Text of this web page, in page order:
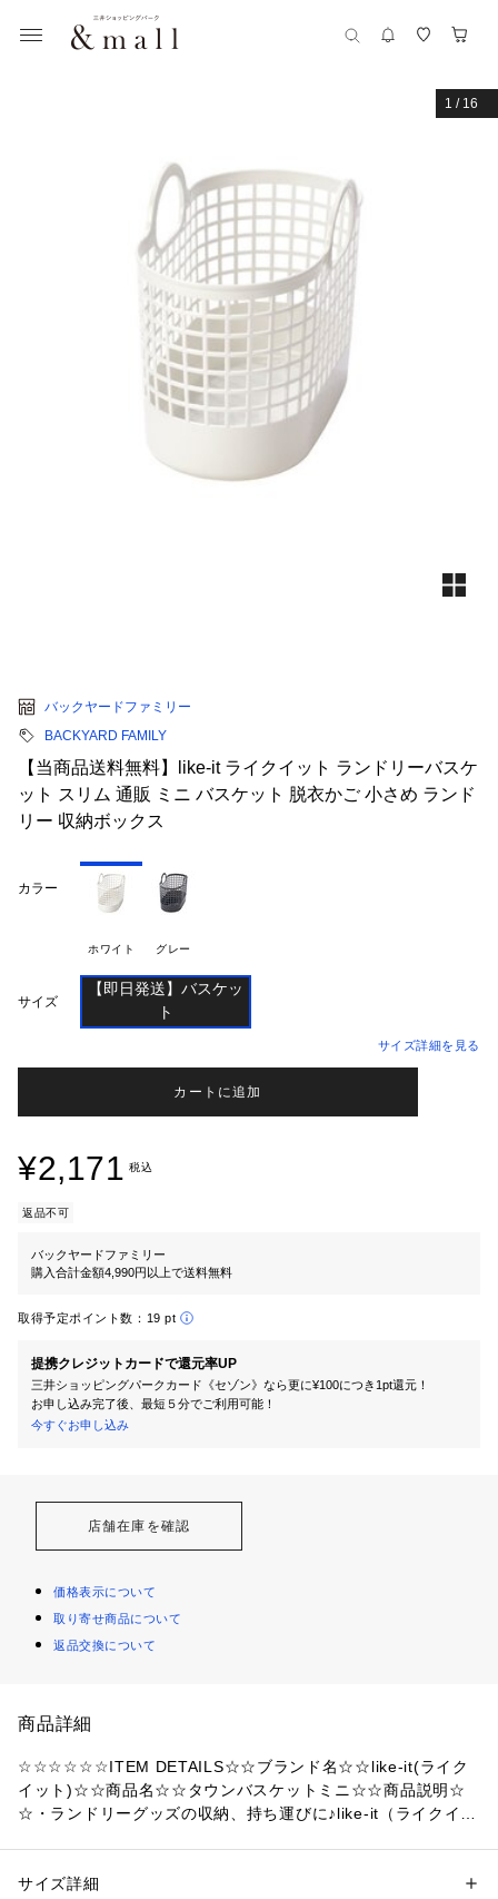
1 / 16
バックヤードファミリー
BACKYARD FAMILY
【当商品送料無料】like-it ライクイット ランドリーバスケ
ット スリム 通販 ミニ バスケット 脱衣かご 小さめ ランド
リー 収納ボックス
カラー
ホワイト グレー
サイズ
【即日発送】バスケッ
サイズ詳細を見る
カートに追加
¥2,171 税込
返品不可
バックヤードファミリー
購入合計金額4,990円以上で送料無料
取得予定ポイント数： 19 pt
提携クレジットカードで還元率UP
三井ショッピングパークカード《セゾン》なら更に¥100につき1pt還元！
お申し込み完了後、最短５分でご利用可能！
今すぐお申し込み
店舗在庫を確認
価格表示について
取り寄せ商品について
返品交換について
商品詳細
☆☆☆☆☆☆ITEM DETAILS☆☆ブランド名☆☆like-it(ライク
イット)☆☆商品名☆☆タウンバスケットミニ☆☆商品説明☆
☆・ランドリーグッズの収納、持ち運びに♪like-it（ライクイッ
てしまいがちなグッズ類をスッキリとひとまとめに。☆・柔軟
性別：レディース
サイズ詳細